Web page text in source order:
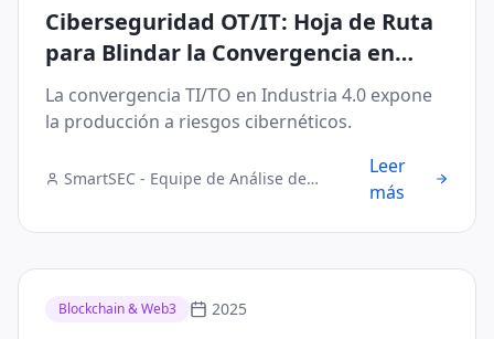
Ciberseguridad OT/IT: Hoja de Ruta
para Blindar la Convergencia en
Industria 4.0
La convergencia TI/TO en Industria 4.0 expone
la producción a riesgos cibernéticos.
SmartSEC - Equipe de Análise de
Leer
más
Blockchain & Web3 2025